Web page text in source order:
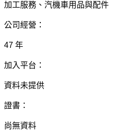
加工服務、汽機車用品與配件
公司經營：
47 年
加入平台：
資料未提供
證書：
尚無資料